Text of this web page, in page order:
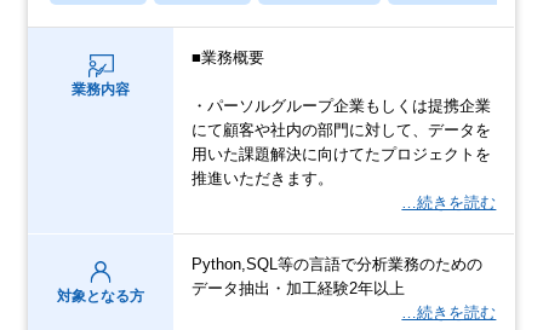
業務内容
■業務概要
・パーソルグループ企業もしくは提携企業
にて顧客や社内の部門に対して、データを
用いた課題解決に向けてたプロジェクトを
推進いただきます。
…続きを読む
対象となる方
Python,SQL等の言語で分析業務のための
データ抽出・加工経験2年以上
…続きを読む